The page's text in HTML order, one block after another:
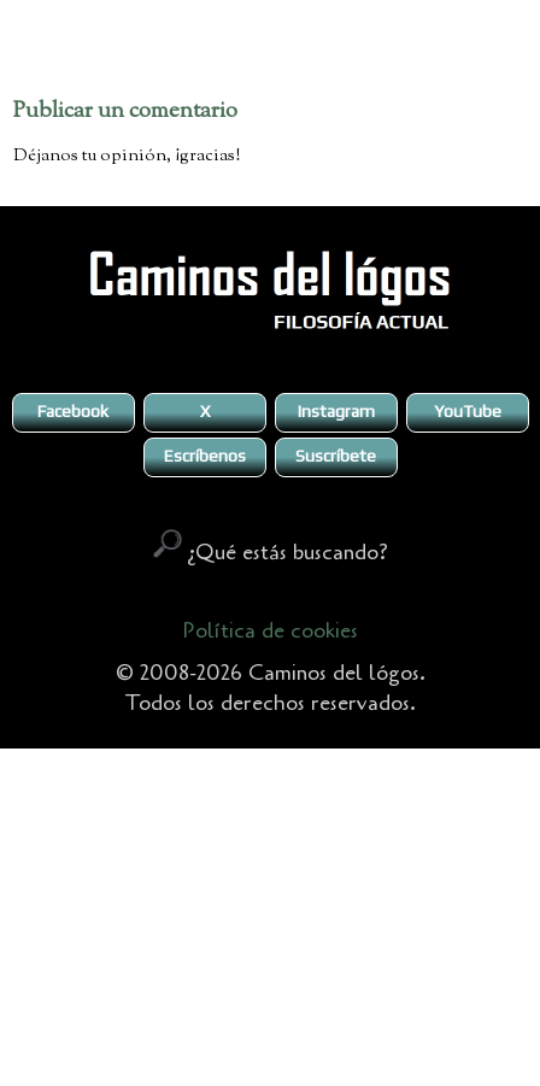
Publicar un comentario
Déjanos tu opinión, ¡gracias!
Facebook X Instagram YouTube
Escríbenos Suscríbete
¿Qué estás buscando?
Política de cookies
© 2008-2026 Caminos del lógos.
Todos los derechos reservados.